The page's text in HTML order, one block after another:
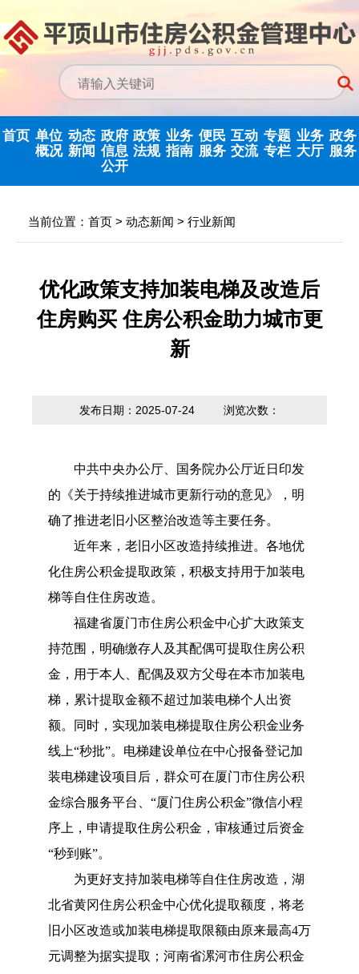
首页 单位
概况
中心领导
决策机构
机构职能
动态
新闻
行业新闻
政府
信息
公开
信息公开制度
政府信息公开
年度报告
依申请公开
政策
法规
国家政策法规
省级政策法规
市中心政策法
规
业务
指南
提取业务指南
贷款业务指南
便民
服务
利率公告
常见问题
网点查询
互动
交流
互动反馈
意见征集
办理统计
专题
专栏
纪检监察
优化营商环境
法治政府建设
业务
大厅
省政务
政务
服务
当前位置： 首页 > 动态新闻 > 行业新闻
优化政策支持加装电梯及改造后
住房购买 住房公积金助力城市更
新
发布日期：2025-07-24 浏览次数：
中共中央办公厅、国务院办公厅近日印发
的《关于持续推进城市更新行动的意见》，明
确了推进老旧小区整治改造等主要任务。
近年来，老旧小区改造持续推进。各地优
化住房公积金提取政策，积极支持用于加装电
梯等自住住房改造。
福建省厦门市住房公积金中心扩大政策支
持范围，明确缴存人及其配偶可提取住房公积
金，用于本人、配偶及双方父母在本市加装电
梯，累计提取金额不超过加装电梯个人出资
额。同时，实现加装电梯提取住房公积金业务
线上“秒批”。电梯建设单位在中心报备登记加
装电梯建设项目后，群众可在厦门市住房公积
金综合服务平台、“厦门住房公积金”微信小程
序上，申请提取住房公积金，审核通过后资金
“秒到账”。
为更好支持加装电梯等自住住房改造，湖
北省黄冈住房公积金中心优化提取额度，将老
旧小区改造或加装电梯提取限额由原来最高4万
元调整为据实提取；河南省漯河市住房公积金